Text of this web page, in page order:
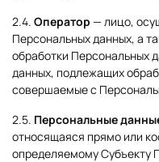
2.4. Оператор — лицо,
Персональных данных, а
обработки Персональных
данных, подлежащих
совершаемые с
2.5. Персональные
относящаяся прямо или
определяемому Субъекту